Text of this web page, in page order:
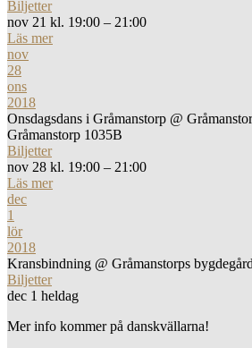
Biljetter
nov 21 kl. 19:00 – 21:00
Läs mer
nov
28
ons
2018
Onsdagsdans i Gråmanstorp @
Gråmanstorp 1035B
Biljetter
nov 28 kl. 19:00 – 21:00
Läs mer
dec
1
lör
2018
Kransbindning @ Gråmanstorps
Biljetter
dec 1 heldag
Mer info kommer på danskvällarna!